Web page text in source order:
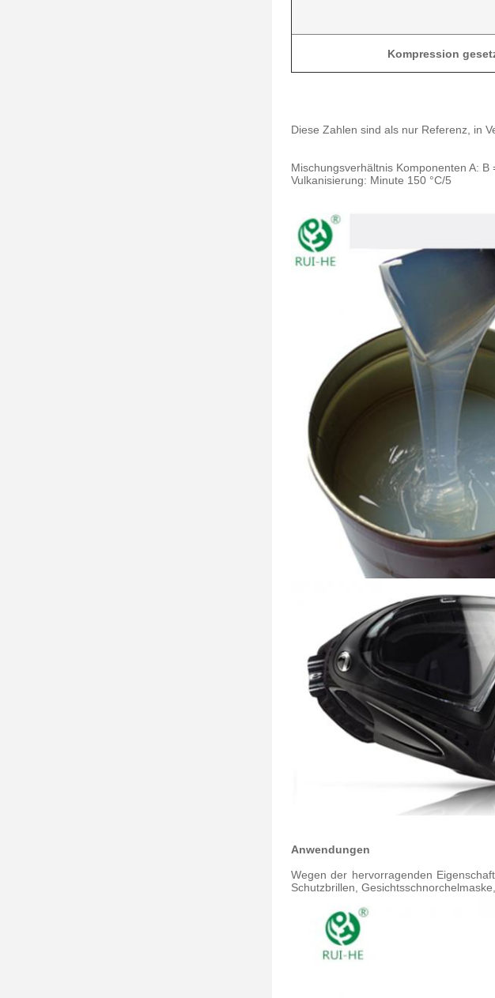
Kompression
Diese Zahlen sind als nur Referenz, in
Mischungsverhältnis Komponenten A: B
Vulkanisierung: Minute 150 °C/5
Anwendungen
Wegen der hervorragenden
Schutzbrillen,